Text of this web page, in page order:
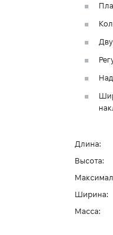
Длина:
Высота:
Ширина:
Масса: